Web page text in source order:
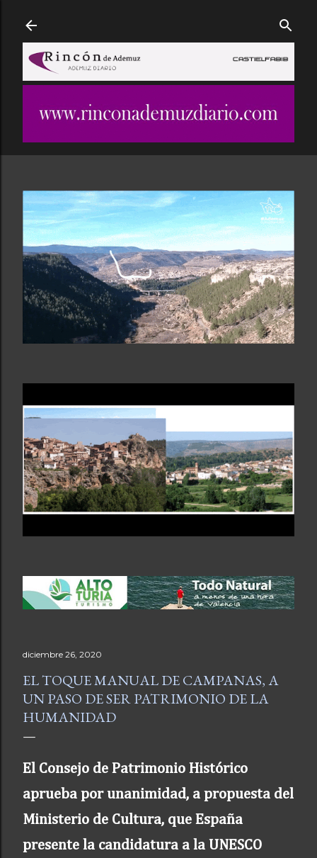
diciembre 26, 2020
EL TOQUE MANUAL DE CAMPANAS, A
UN PASO DE SER PATRIMONIO DE LA
HUMANIDAD
El Consejo de Patrimonio Histórico
aprueba por unanimidad, a propuesta del
Ministerio de Cultura, que España
presente la candidatura a la UNESCO